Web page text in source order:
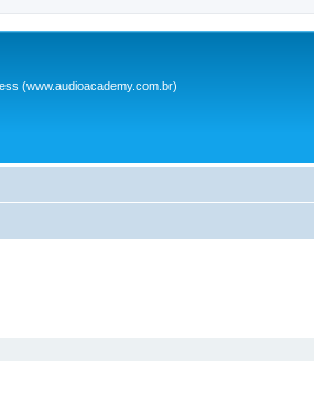
(www.audioacademy.com.br)